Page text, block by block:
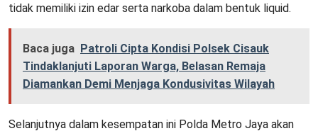
tidak memiliki izin edar serta narkoba dalam bentuk liquid.
Baca juga Patroli Cipta Kondisi Polsek Cisauk
Tindaklanjuti Laporan Warga, Belasan Remaja
Diamankan Demi Menjaga Kondusivitas Wilayah
Selanjutnya dalam kesempatan ini Polda Metro Jaya akan